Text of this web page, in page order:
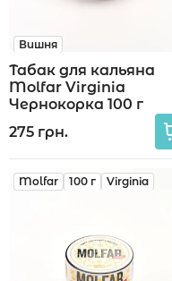
Вишня
Табак для кальяна
Molfar Virginia
Чернокорка 100 г
275 грн.
Molfar 100 г Virginia